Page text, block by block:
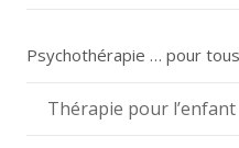
Psychothérapie … pour tous
Thérapie pour l’enfant